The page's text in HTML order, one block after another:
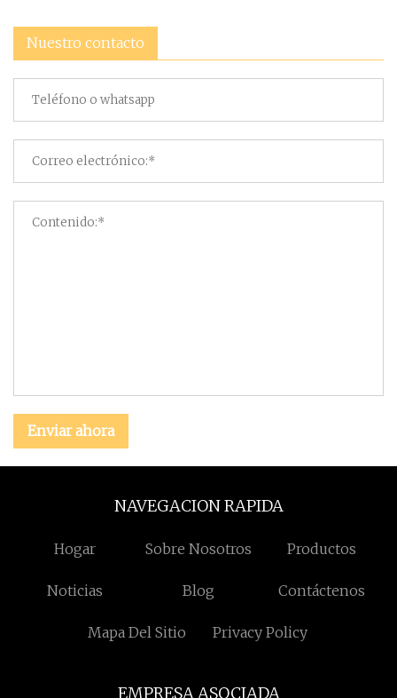
Nuestro contacto
Enviar ahora
NAVEGACION RAPIDA
Hogar Sobre Nosotros Productos
Noticias Blog Contáctenos
Mapa Del Sitio Privacy Policy
EMPRESA ASOCIADA